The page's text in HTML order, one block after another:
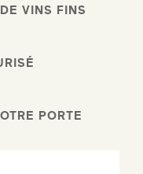
VINS FINS
PORTE